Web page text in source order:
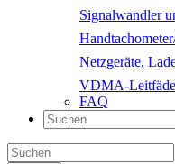
Signalwandler
Netzgeräte,
VDMA-
FAQ